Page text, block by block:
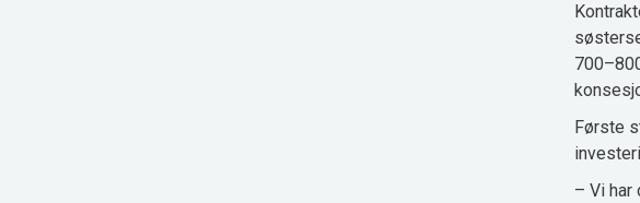
Første
– Vi har